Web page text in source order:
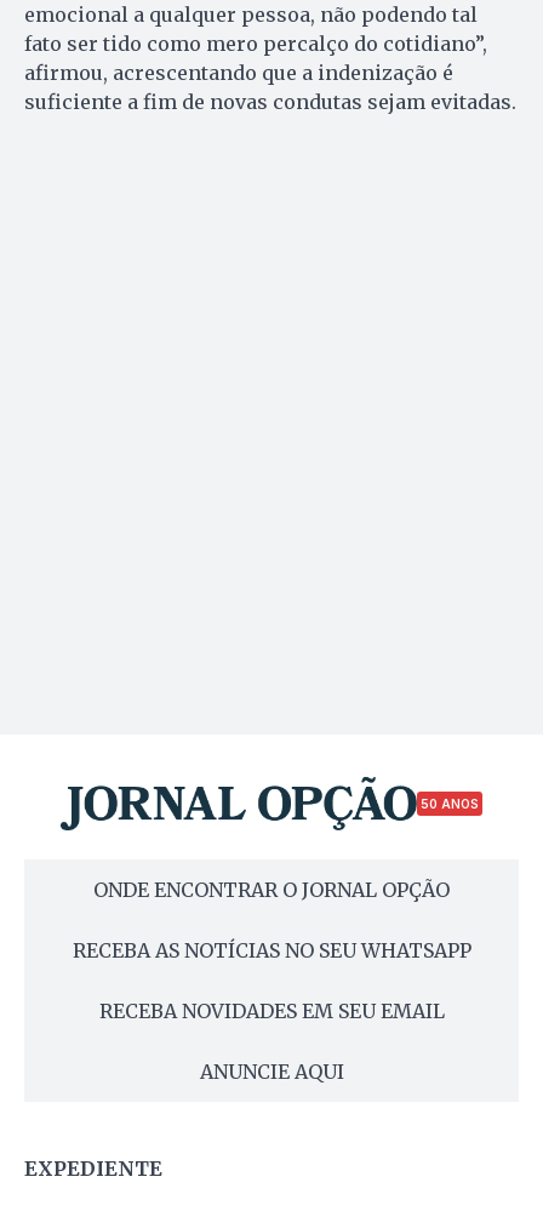
emocional a qualquer pessoa, não podendo tal
fato ser tido como mero percalço do cotidiano”,
afirmou, acrescentando que a indenização é
suficiente a fim de novas condutas sejam evitadas.
50 ANOS
ONDE ENCONTRAR O JORNAL OPÇÃO
RECEBA AS NOTÍCIAS NO SEU WHATSAPP
RECEBA NOVIDADES EM SEU EMAIL
ANUNCIE AQUI
EXPEDIENTE